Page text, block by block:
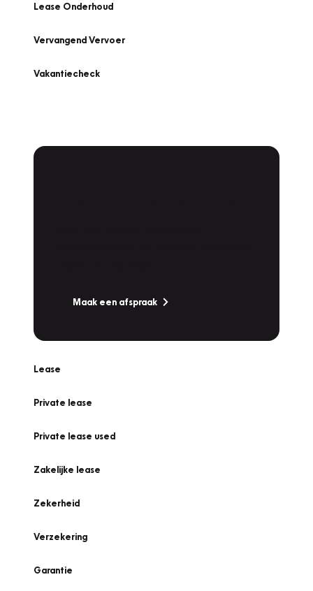
Lease Onderhoud
Vervangend Vervoer
Vakantiecheck
Maak een afspraak
Lease
Private lease
Private lease used
Zakelijke lease
Zekerheid
Verzekering
Garantie